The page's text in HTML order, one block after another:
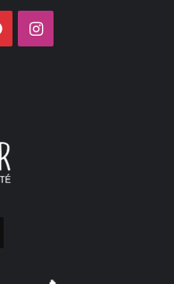
PinterestInstagram